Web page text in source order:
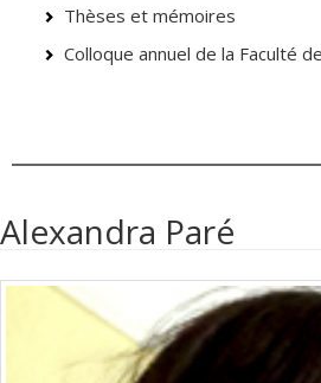
Thèses et mémoires
Colloque annuel de la Faculté
Alexandra Paré